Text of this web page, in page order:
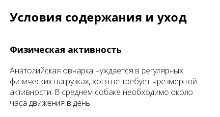
Условия содержания и уход
Физическая активность
Анатолийская овчарка нуждается в регулярных
физических нагрузках, хотя не требует чрезмерной
активности. В среднем собаке необходимо около
часа движения в день.